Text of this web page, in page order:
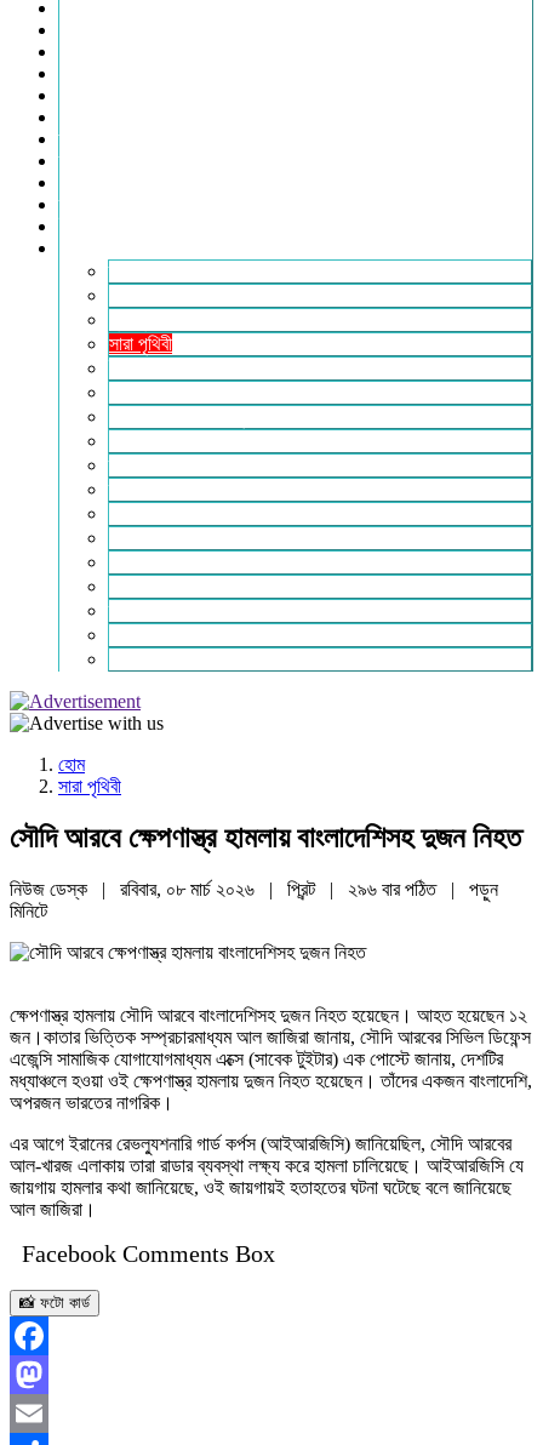
সারা পৃথিবী
হোম
সারা পৃথিবী
সৌদি আরবে ক্ষেপণাস্ত্র হামলায় বাংলাদেশিসহ দুজন নিহত
নিউজ ডেস্ক | রবিবার, ০৮ মার্চ ২০২৬ | প্রিন্ট | ২৯৬ বার পঠিত
| পড়ুন
মিনিটে
ক্ষেপণাস্ত্র হামলায় সৌদি আরবে বাংলাদেশিসহ দুজন নিহত হয়েছেন। আহত হয়েছেন ১২
জন।কাতার ভিত্তিক সম্প্রচারমাধ্যম আল জাজিরা জানায়, সৌদি আরবের সিভিল ডিফেন্স
এজেন্সি সামাজিক যোগাযোগমাধ্যম এক্সে (সাবেক টুইটার) এক পোস্টে জানায়, দেশটির
মধ্যাঞ্চলে হওয়া ওই ক্ষেপণাস্ত্র হামলায় দুজন নিহত হয়েছেন। তাঁদের একজন বাংলাদেশি,
অপরজন ভারতের নাগরিক।
এর আগে ইরানের রেভল্যুশনারি গার্ড কর্পস (আইআরজিসি) জানিয়েছিল, সৌদি আরবের
আল-খারজ এলাকায় তারা রাডার ব্যবস্থা লক্ষ্য করে হামলা চালিয়েছে। আইআরজিসি যে
জায়গায় হামলার কথা জানিয়েছে, ওই জায়গায়ই হতাহতের ঘটনা ঘটেছে বলে জানিয়েছে
আল জাজিরা।
Facebook Comments Box
📸 ফটো কার্ড
Facebook
Mastodon